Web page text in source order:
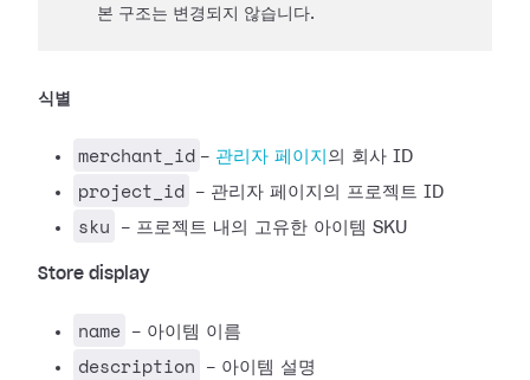
본 구조는 변경되지 않습니다.
식별
merchant_id - 관리자 페이지 의 회사 ID
project_id - 관리자 페이지의 프로젝트 ID
sku - 프로젝트 내의 고유한 아이템 SKU
Store display
name - 아이템 이름
description - 아이템 설명